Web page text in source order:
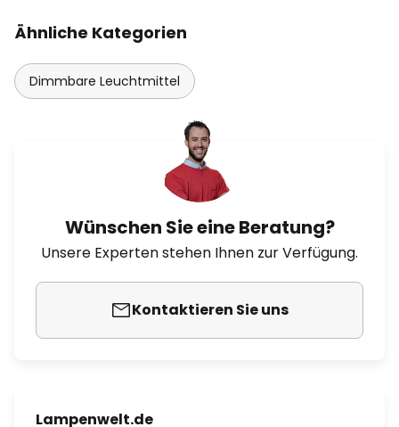
Ähnliche Kategorien
Dimmbare Leuchtmittel
Wünschen Sie eine Beratung?
Unsere Experten stehen Ihnen zur Verfügung.
Kontaktieren Sie uns
Lampenwelt.de